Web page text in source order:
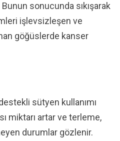
sonucunda sıkışarak
işlevsizleşen ve
göğüslerde kanser
sütyen kullanımı
miktarı artar ve terleme,
durumlar gözlenir.